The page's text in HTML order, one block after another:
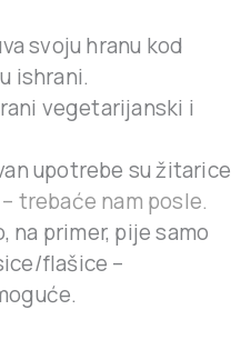
svoju hranu kod
ishrani.
vegetarijanski i
upotrebe su žitarice
trebaće nam posle.
primer, pije samo
flašice –